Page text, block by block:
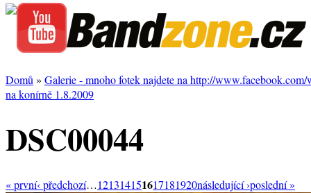
Domů » Galerie - mnoho fotek najdete na http://www.facebook.com/
na konírně 1.8.2009
DSC00044
« první‹ předchozí…121314151617181920následující ›poslední »